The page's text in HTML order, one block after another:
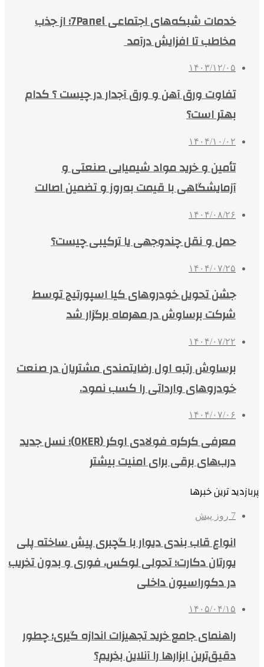
خدمات شبکه‌های اجتماعی 7Panel؛ از جذب
مخاطب تا افزایش درآمد
۱۴۰۳/۱۲/۰۵
تفاوت ورق آهن و ورق آجدار در چیست ؟ کدام
بهتر است؟
۱۴۰۴/۱۰/۰۲
تأمین و خرید مواد شیمیایی صنعتی و
آزمایشگاهی با قیمت به‌روز و تضمین اصالت
۱۴۰۴/۰۸/۲۶
حمل و نقل چندوجهی یا ترکیبی چیست؟
۱۴۰۴/۰۷/۲۵
جشن تحویل خودروهای کیا اسپورتیج توسط
شرکت برساوش در مهرماه برگزار شد
۱۴۰۴/۰۷/۲۲
برساوش رتبه اول رضایتمندی مشتریان در صنعت
خودروهای وارداتی را کسب نمود.
۱۴۰۴/۰۷/۰۶
معرفی کرکره فولادی اوکر (OKER)؛ نسل جدید
درب‌های برقی برای امنیت بیشتر
پربازدید ترین خبرها
7 روز پیش
انواع قاب بندی دیوار با گچبری پیش ساخته پلی
یورتان دکارت؛ تحولی لوکس، فوری و بدون تخریب
در دکوراسیون داخلی
۱۴۰۵/۰۴/۱۵
راهنمای جامع خرید تجهیزات اندازه گیری؛ چطور
دقیق‌ترین ابزارها را آنلاین بخریم؟